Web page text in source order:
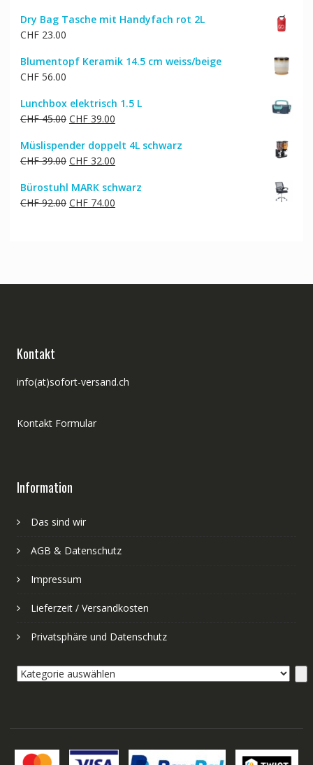
Dry Bag Tasche mit Handyfach rot 2L
CHF23.00
Blumentopf Keramik 14.5 cm weiss/beige
CHF56.00
Lunchbox elektrisch 1.5 L
CHF45.00 Ursprünglicher
war:
CHF 45.00
CHF39.00Aktueller
ist:
CHF 39.00.
Müslispender doppelt 4L schwarz
CHF39.00 Ursprünglicher
war:
CHF 39.00
CHF32.00Aktueller
ist:
CHF 32.00.
Bürostuhl MARK schwarz
CHF92.00 Ursprünglicher
CHF74.00Aktueller
Kontakt
info(at)sofort-versand.ch
Kontakt Formular
Information
Das sind wir
AGB & Datenschutz
Impressum
Lieferzeit / Versandkosten
Privatsphäre und Datenschutz
Kategorie